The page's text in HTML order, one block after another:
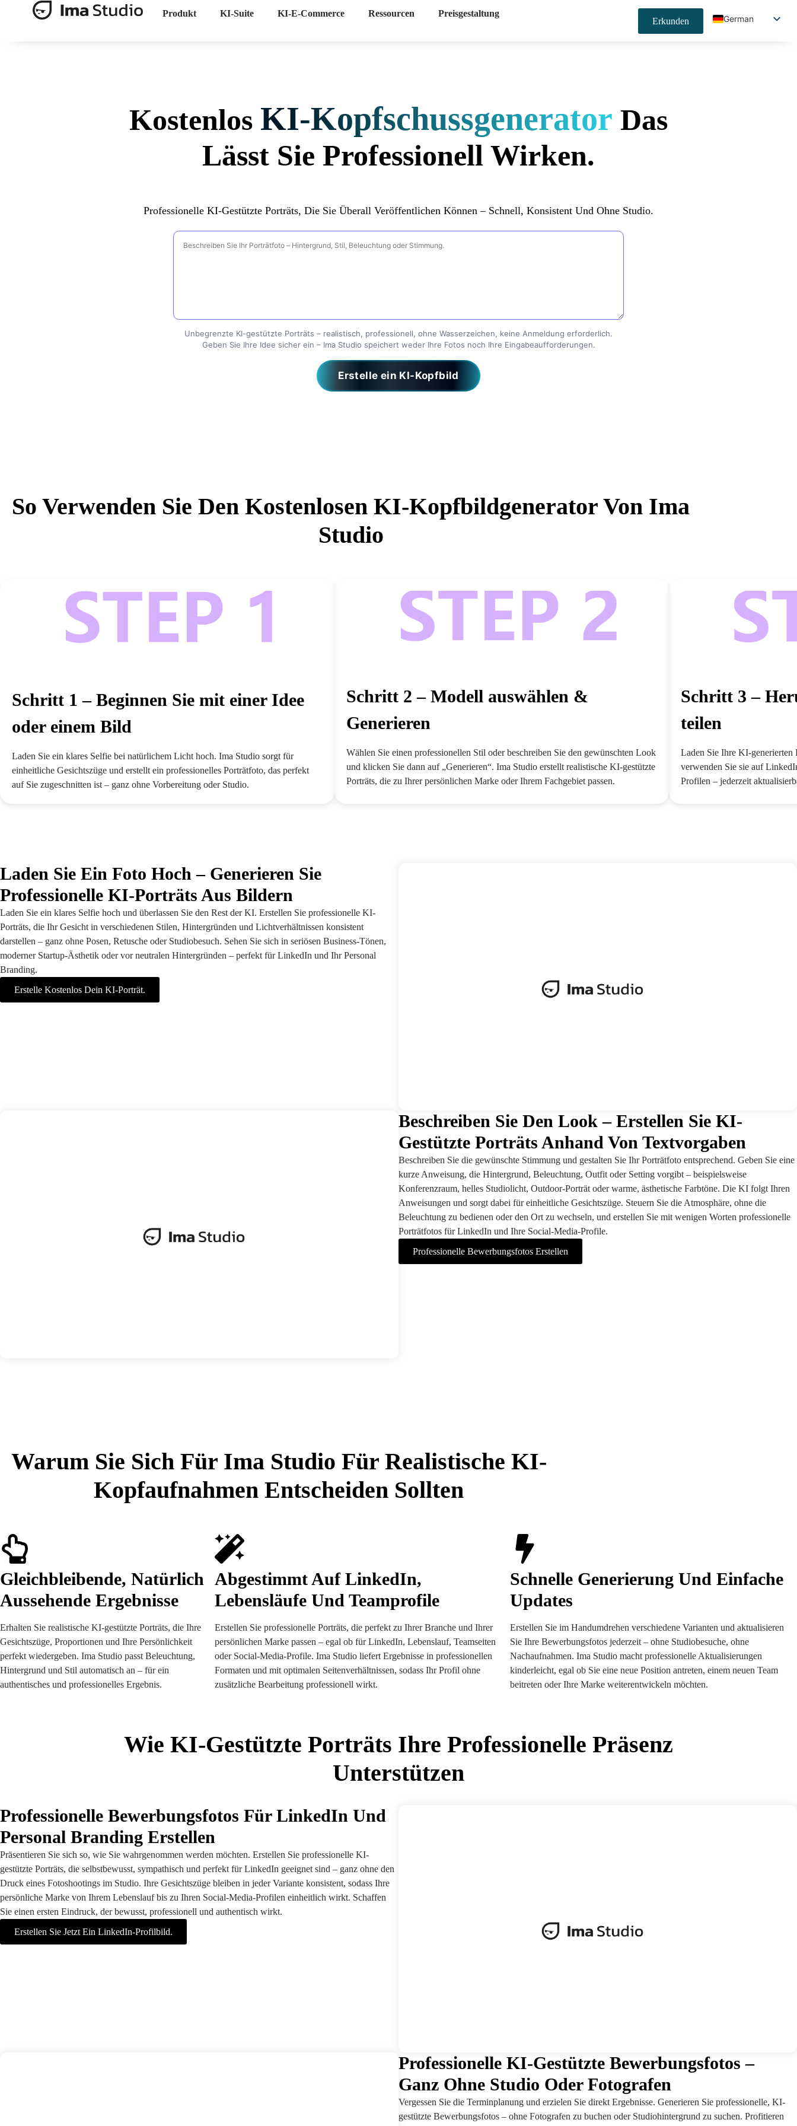
Produkt KI-Suite KI-E-Commerce Ressourcen Preisgestaltung
Erkunden
German
Kostenlos KI-Kopfschussgenerator Das
Lässt Sie Professionell Wirken.
Professionelle KI-Gestützte Porträts, Die Sie Überall Veröffentlichen Können – Schnell, Konsistent Und Ohne Studio.
Unbegrenzte KI-gestützte Porträts – realistisch, professionell, ohne Wasserzeichen, keine Anmeldung erforderlich.
Geben Sie Ihre Idee sicher ein – Ima Studio speichert weder Ihre Fotos noch Ihre Eingabeaufforderungen.
Erstelle ein KI-Kopfbild
So Verwenden Sie Den Kostenlosen KI-Kopfbildgenerator Von Ima
Studio
Schritt 1 – Beginnen Sie mit einer Idee
oder einem Bild
Laden Sie ein klares Selfie bei natürlichem Licht hoch. Ima Studio sorgt für
einheitliche Gesichtszüge und erstellt ein professionelles Porträtfoto, das perfekt
auf Sie zugeschnitten ist – ganz ohne Vorbereitung oder Studio.
Schritt 2 – Modell auswählen &
Generieren
Wählen Sie einen professionellen Stil oder beschreiben Sie den gewünschten Look
und klicken Sie dann auf „Generieren“. Ima Studio erstellt realistische KI-gestützte
Porträts, die zu Ihrer persönlichen Marke oder Ihrem Fachgebiet passen.
Schritt 3 –
teilen
Laden Sie Ihre KI-generierten
verwenden Sie sie auf
Profilen – jederzeit
Laden Sie Ein Foto Hoch – Generieren Sie
Professionelle KI-Porträts Aus Bildern
Laden Sie ein klares Selfie hoch und überlassen Sie den Rest der KI. Erstellen Sie professionelle KI-
Porträts, die Ihr Gesicht in verschiedenen Stilen, Hintergründen und Lichtverhältnissen konsistent
darstellen – ganz ohne Posen, Retusche oder Studiobesuch. Sehen Sie sich in seriösen Business-Tönen,
moderner Startup-Ästhetik oder vor neutralen Hintergründen – perfekt für LinkedIn und Ihr Personal
Branding.
Erstelle Kostenlos Dein KI-Porträt.
Beschreiben Sie Den Look – Erstellen Sie KI-
Gestützte Porträts Anhand Von Textvorgaben
Beschreiben Sie die gewünschte Stimmung und gestalten Sie Ihr Porträtfoto entsprechend. Geben Sie eine
kurze Anweisung, die Hintergrund, Beleuchtung, Outfit oder Setting vorgibt – beispielsweise
Konferenzraum, helles Studiolicht, Outdoor-Porträt oder warme, ästhetische Farbtöne. Die KI folgt Ihren
Anweisungen und sorgt dabei für einheitliche Gesichtszüge. Steuern Sie die Atmosphäre, ohne die
Beleuchtung zu bedienen oder den Ort zu wechseln, und erstellen Sie mit wenigen Worten professionelle
Porträtfotos für LinkedIn und Ihre Social-Media-Profile.
Professionelle Bewerbungsfotos Erstellen
Warum Sie Sich Für Ima Studio Für Realistische KI-
Kopfaufnahmen Entscheiden Sollten
Gleichbleibende, Natürlich
Aussehende Ergebnisse
Erhalten Sie realistische KI-gestützte Porträts, die Ihre
Gesichtszüge, Proportionen und Ihre Persönlichkeit
perfekt wiedergeben. Ima Studio passt Beleuchtung,
Hintergrund und Stil automatisch an – für ein
authentisches und professionelles Ergebnis.
Abgestimmt Auf LinkedIn,
Lebensläufe Und Teamprofile
Erstellen Sie professionelle Porträts, die perfekt zu Ihrer Branche und Ihrer
persönlichen Marke passen – egal ob für LinkedIn, Lebenslauf, Teamseiten
oder Social-Media-Profile. Ima Studio liefert Ergebnisse in professionellen
Formaten und mit optimalen Seitenverhältnissen, sodass Ihr Profil ohne
zusätzliche Bearbeitung professionell wirkt.
Schnelle Generierung Und Einfache
Updates
Erstellen Sie im Handumdrehen verschiedene Varianten und aktualisieren
Sie Ihre Bewerbungsfotos jederzeit – ohne Studiobesuche, ohne
Nachaufnahmen. Ima Studio macht professionelle Aktualisierungen
kinderleicht, egal ob Sie eine neue Position antreten, einem neuen Team
beitreten oder Ihre Marke weiterentwickeln möchten.
Wie KI-Gestützte Porträts Ihre Professionelle Präsenz
Unterstützen
Professionelle Bewerbungsfotos Für LinkedIn Und
Personal Branding Erstellen
Präsentieren Sie sich so, wie Sie wahrgenommen werden möchten. Erstellen Sie professionelle KI-
gestützte Porträts, die selbstbewusst, sympathisch und perfekt für LinkedIn geeignet sind – ganz ohne den
Druck eines Fotoshootings im Studio. Ihre Gesichtszüge bleiben in jeder Variante konsistent, sodass Ihre
persönliche Marke von Ihrem Lebenslauf bis zu Ihren Social-Media-Profilen einheitlich wirkt. Schaffen
Sie einen ersten Eindruck, der bewusst, professionell und authentisch wirkt.
Erstellen Sie Jetzt Ein LinkedIn-Profilbild.
Professionelle KI-Gestützte Bewerbungsfotos –
Ganz Ohne Studio Oder Fotografen
Vergessen Sie die Terminplanung und erzielen Sie direkt Ergebnisse. Generieren Sie professionelle, KI-
gestützte Bewerbungsfotos – ohne Fotografen zu buchen oder Studiohintergrund zu suchen. Profitieren